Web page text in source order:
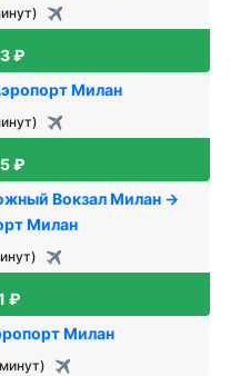
₽
Милан
₽
Вокзал Милан →
Милан
₽
Милан